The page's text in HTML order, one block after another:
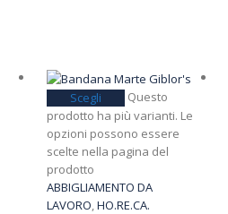
Scegli
Questo
prodotto ha più varianti. Le
opzioni possono essere
scelte nella pagina del
prodotto
ABBIGLIAMENTO DA
LAVORO HO.RE.CA.